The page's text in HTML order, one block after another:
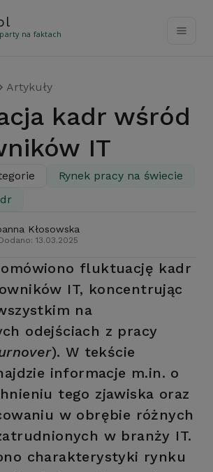
na faktach
Artykuły
IT
Rynek pracy na świecie
Kłosowska
13.03.2025
fluktuację kadr
IT, koncentrując
na
odejściach z pracy
). W tekście
informacje m.in. o
tego zjawiska oraz
w obrębie różnych
w branży IT.
charakterystyki rynku